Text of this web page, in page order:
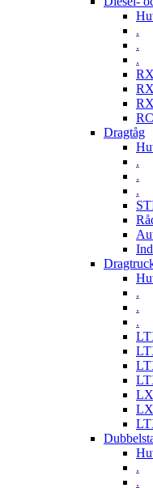
.
.
.
Dragtåg
.
.
.
.
.
.
.
.